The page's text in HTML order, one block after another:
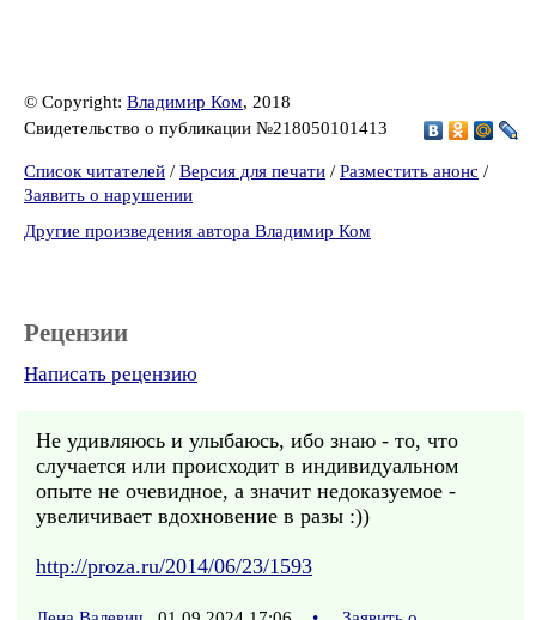
© Copyright: Владимир Ком, 2018
Свидетельство о публикации №218050101413
Список читателей / Версия для печати / Разместить анонс /
Заявить о нарушении
Другие произведения автора Владимир Ком
Рецензии
Написать рецензию
Не удивляюсь и улыбаюсь, ибо знаю - то, что
случается или происходит в индивидуальном
опыте не очевидное, а значит недоказуемое -
увеличивает вдохновение в разы :))
http://proza.ru/2014/06/23/1593